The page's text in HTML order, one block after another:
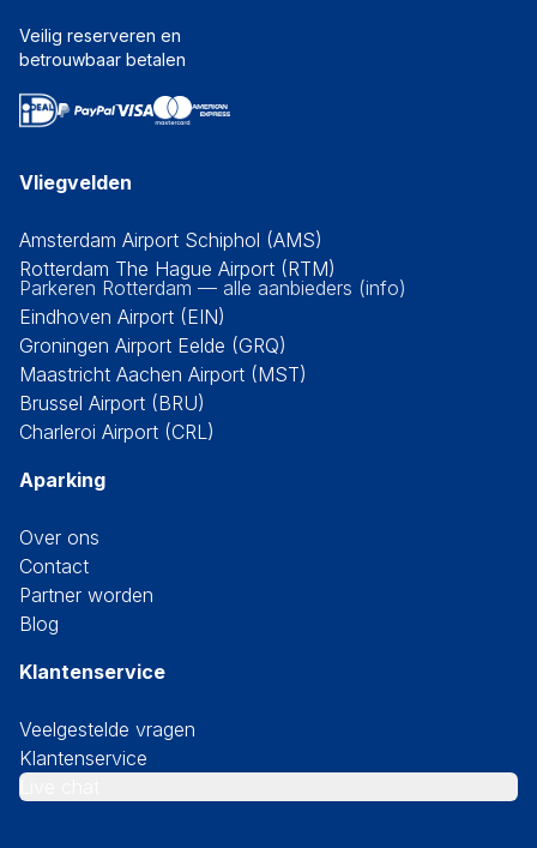
Veilig reserveren en
betrouwbaar betalen
Vliegvelden
Amsterdam Airport Schiphol (AMS)
Rotterdam The Hague Airport (RTM)
Parkeren Rotterdam — alle aanbieders (info)
Eindhoven Airport (EIN)
Groningen Airport Eelde (GRQ)
Maastricht Aachen Airport (MST)
Brussel Airport (BRU)
Charleroi Airport (CRL)
Aparking
Over ons
Contact
Partner worden
Blog
Klantenservice
Veelgestelde vragen
Klantenservice